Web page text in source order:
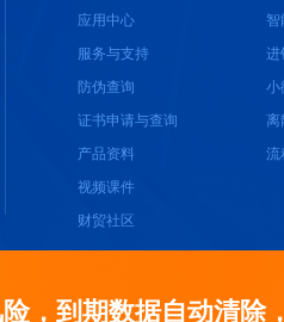
，到期数据自动清除
应用中心
服务与支持
防伪查询
证书申请与查询
产品资料
视频课件
财贸社区
小
离
流